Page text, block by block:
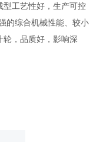
型工艺性好，生产可控
的综合机械性能、较小
，品质好，影响深